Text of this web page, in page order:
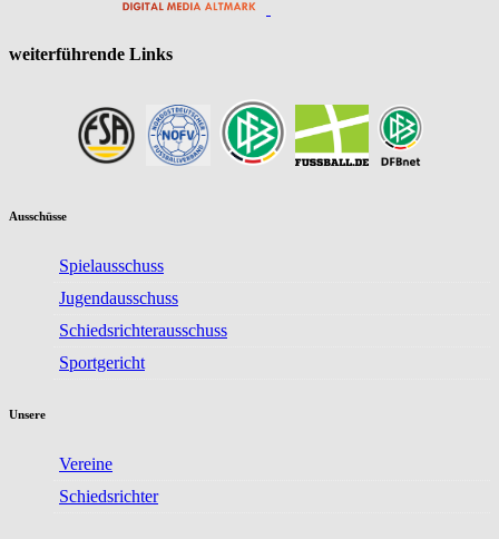
weiterführende Links
Ausschüsse
Spielausschuss
Jugendausschuss
Schiedsrichterausschuss
Sportgericht
Unsere
Vereine
Schiedsrichter